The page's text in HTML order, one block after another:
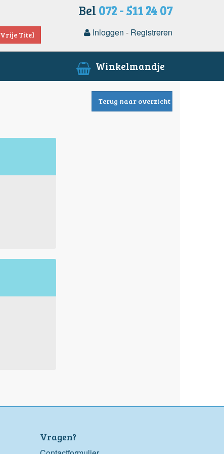
Bel 072 - 511 24 07
Vrije Titel Inloggen - Registreren
Winkelmandje
Terug naar overzicht
Vragen?